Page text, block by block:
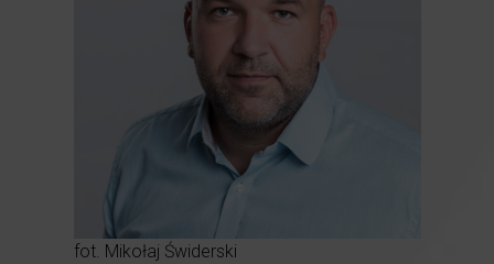
fot. Mikołaj Świderski